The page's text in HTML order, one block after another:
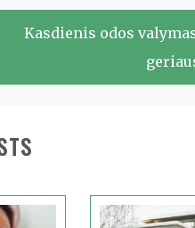
Kasdienis odos